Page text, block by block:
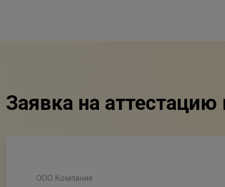
Заявка на аттестацию
ООО Компания